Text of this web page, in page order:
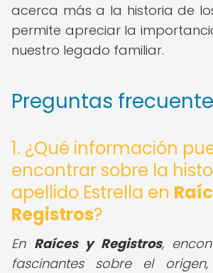
acerca más a la historia de
permite apreciar la
nuestro legado familiar.
Preguntas
1. ¿Qué información
encontrar sobre la
apellido Estrella en
Registros?
En Raíces y Registros,
fascinantes sobre el